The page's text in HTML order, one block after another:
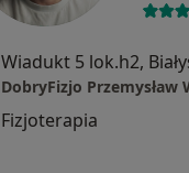
Wiadukt 5 lok.h2,
DobryFizjo Przemysław
Fizjoterapia